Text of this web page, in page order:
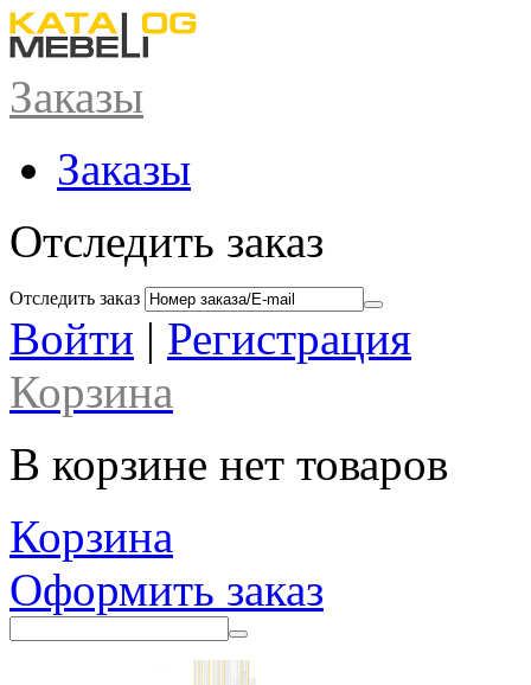
Заказы
Заказы
Отследить заказ
Отследить заказ
Войти | Регистрация
Корзина
В корзине нет товаров
Корзина
Оформить заказ